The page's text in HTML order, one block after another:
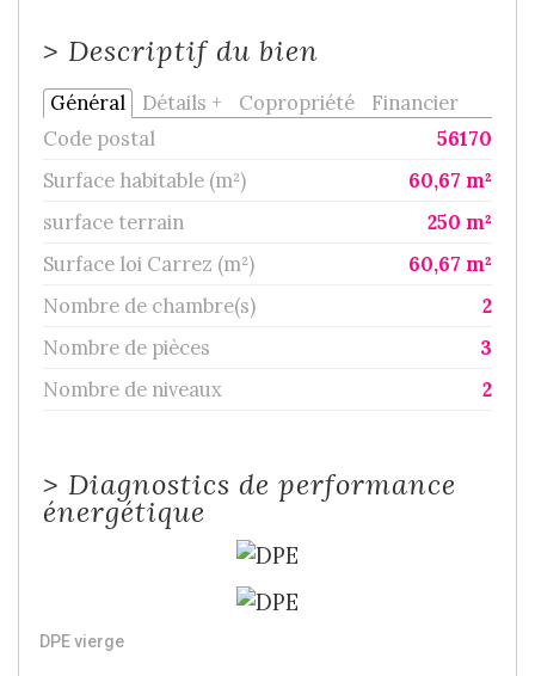
> Descriptif du bien
Général Détails + Copropriété
Financier
Code postal
56170
Surface habitable (m²)
60,67 m²
surface terrain
250 m²
Surface loi Carrez (m²)
60,67 m²
Nombre de chambre(s)
2
Nombre de pièces
3
Nombre de niveaux
2
> Diagnostics de performance
énergétique
DPE vierge